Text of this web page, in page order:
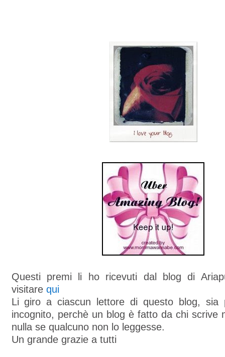
Questi premi li ho ricevuti dal blog di
visitare qui
Li giro a ciascun lettore di questo blog, sia
incognito, perchè un blog è fatto da chi scrive
nulla se qualcuno non lo leggesse.
Un grande grazie a tutti